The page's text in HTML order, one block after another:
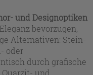
und Designoptiken
bevorzugen,
Alternativen: Stein-
oder
durch grafische
und